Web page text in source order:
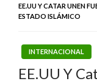
EE.UU Y CATAR UNEN
ESTADO ISLÁMICO
INTERNACIONAL
EE.UU Y